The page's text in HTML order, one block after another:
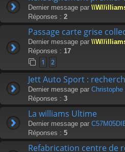
Dernier message par \\W//
Réponses : 2
Passage carte grise
Dernier message par \\W//
Réponses : 17
1 2
Jett Auto Sport :
Dernier message par Christophe
Réponses : 3
La williams Ultime
Dernier message par
Réponses : 5
Refabrication centre de